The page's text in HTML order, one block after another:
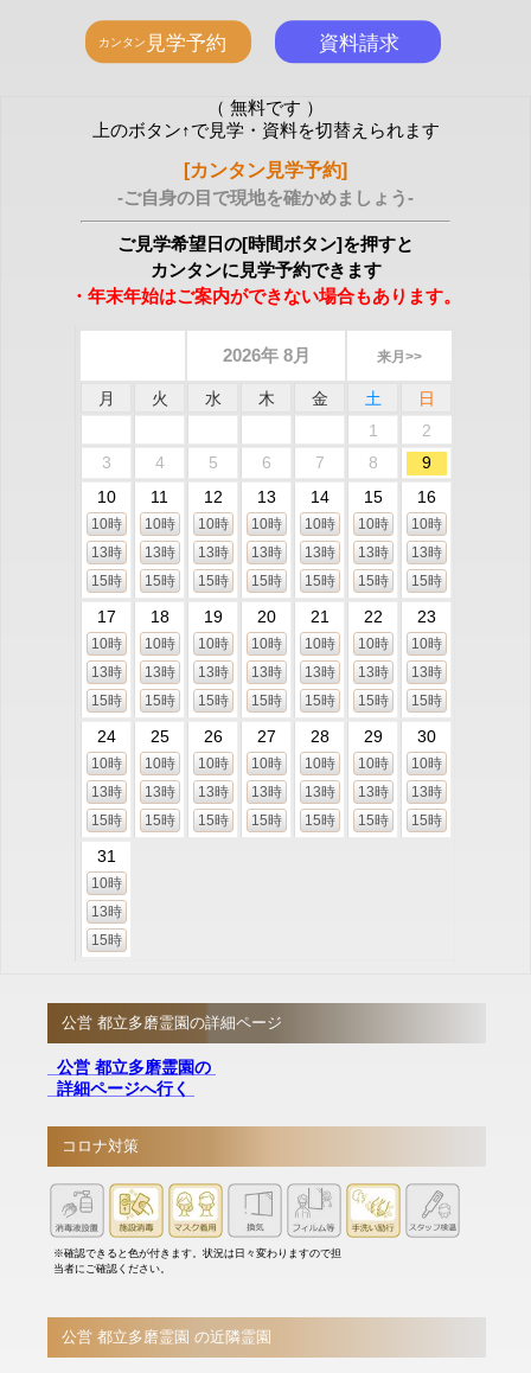
（ 無料です ）
上のボタン↑で見学・資料を切替えられます
[カンタン見学予約]
-ご自身の目で現地を確かめましょう-
ご見学希望日の[時間ボタン]を押すと
カンタンに見学予約できます
・年末年始はご案内ができない場合もあります。
2026年 8月 来月>>
月 火 水 木 金 土
日
1
2
3
4 5 6 7 8
9
10
10時
13時
15時
11
10時
13時
15時
12
10時
13時
15時
13
10時
13時
15時
14
10時
13時
15時
15
10時
13時
15時
16
10時
13時
15時
17
10時
13時
15時
18
10時
13時
15時
19
10時
13時
15時
20
10時
13時
15時
21
10時
13時
15時
22
10時
13時
15時
23
10時
13時
15時
24
10時
13時
15時
25
10時
13時
15時
26
10時
13時
15時
27
10時
13時
15時
28
10時
13時
15時
29
10時
13時
15時
30
10時
13時
15時
31
10時
13時
15時
公営 都立多磨霊園の詳細ページ
公営 都立多磨霊園の
詳細ページへ行く
コロナ対策
※確認できると色が付きます。状況は日々変わりますので担
当者にご確認ください。
公営 都立多磨霊園 の近隣霊園